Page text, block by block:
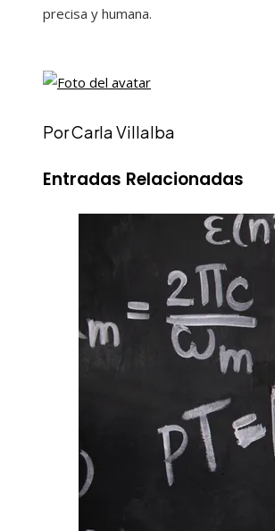
precisa y humana.
Por Carla Villalba
Entradas Relacionadas